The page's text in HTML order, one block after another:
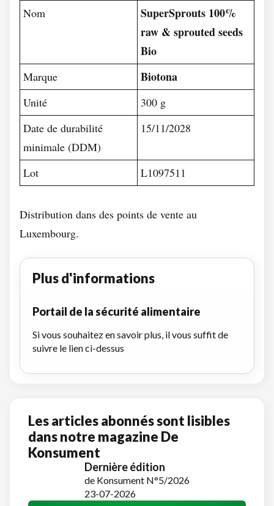
Nom
SuperSprouts 100%
raw & sprouted seeds
Bio
Marque Biotona
Unité
300 g
Date de durabilité
minimale (DDM)
15/11/2028
Lot L1097511
Distribution dans des points de vente au
Luxembourg.
Plus d'informations
Portail de la sécurité alimentaire
Si vous souhaitez en savoir plus, il vous suffit de
suivre le lien ci-dessus
Les articles abonnés sont lisibles
dans notre magazine De
Konsument
Dernière édition
de Konsument N°5/2026
23-07-2026